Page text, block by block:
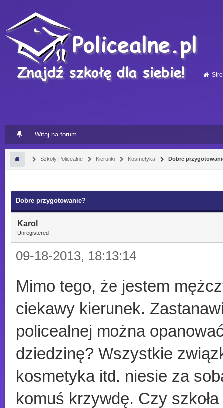
Witaj na forum.
Szkoły Policealne Kierunki Kosmetyka Dobre
Dobre przygotowanie?
Karol
Unregistered
09-18-2013, 18:13:14
Mimo tego, że jestem
ciekawy kierunek.
policealnej można
dziedzinę? Wszystkie
kosmetyka itd. niesie za
komuś krzywdę. Czy